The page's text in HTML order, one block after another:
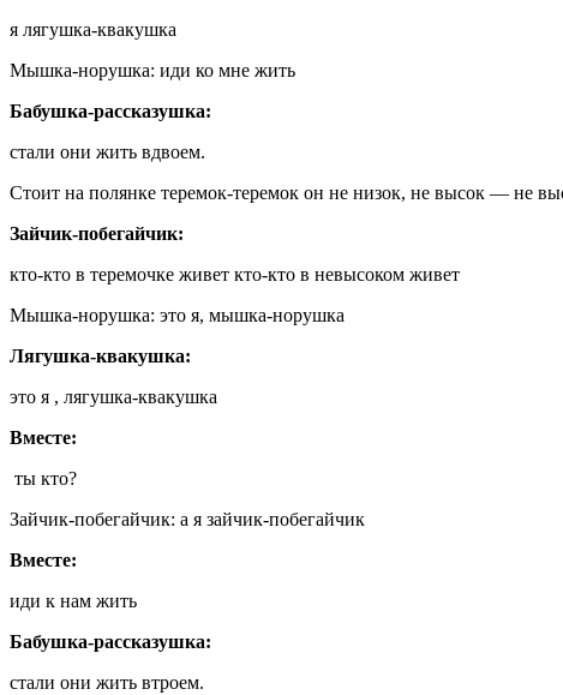
я лягушка-квакушка
Мышка-норушка: иди ко мне жить
Бабушка-рассказушка:
стали они жить вдвоем.
Стоит на полянке теремок-теремок он не низок, не высок — не
Зайчик-побегайчик:
кто-кто в теремочке живет кто-кто в невысоком живет
Мышка-норушка: это я, мышка-норушка
Лягушка-квакушка:
это я , лягушка-квакушка
Вместе:
ты кто?
Зайчик-побегайчик: а я зайчик-побегайчик
Вместе:
иди к нам жить
Бабушка-рассказушка:
стали они жить втроем.